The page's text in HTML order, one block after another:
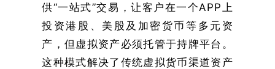
供“一站式”交易，让客户在一个APP上
投资港股、美股及加密货币等多元资
产，但虚拟资产必须托管于持牌平台。
这种模式解决了传统虚拟货币渠道资产